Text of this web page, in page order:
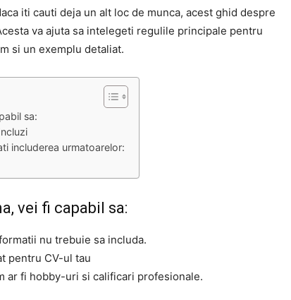
iti cauti deja un alt loc de munca, acest ghid despre
va ajuta sa intelegeti regulile principale pentru
si un exemplu detaliat.
sa:
includerea urmatoarelor:
vei fi capabil sa:
nu trebuie sa includa.
pentru CV-ul tau
ar fi hobby-uri si calificari profesionale.